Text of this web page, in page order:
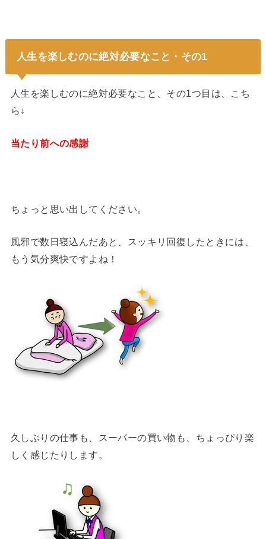
人生を楽しむのに絶対必要なこと・その1
人生を楽しむのに絶対必要なこと、その1つ目は、こち
ら↓
当たり前への感謝
ちょっと思い出してください。
風邪で数日寝込んだあと、スッキリ回復したときには、
もう気分爽快ですよね！
久しぶりの仕事も、スーパーの買い物も、ちょっぴり楽
しく感じたりします。